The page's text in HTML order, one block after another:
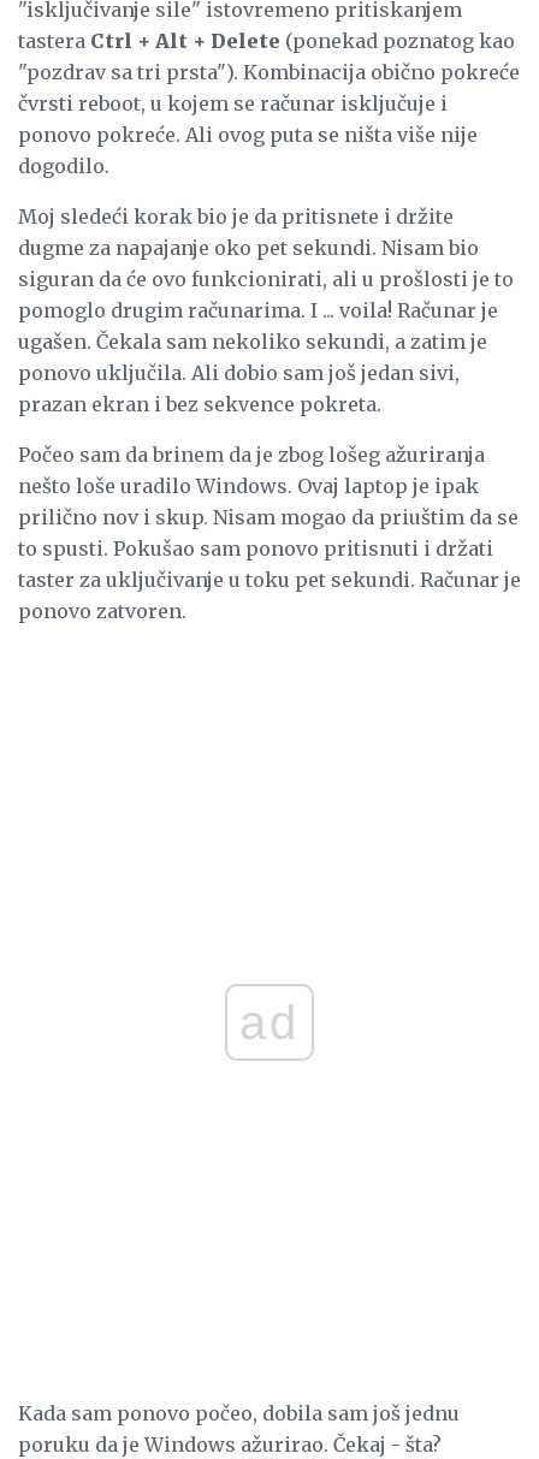
"isključivanje sile" istovremeno pritiskanjem
tastera Ctrl + Alt + Delete (ponekad poznatog kao
"pozdrav sa tri prsta"). Kombinacija obično pokreće
čvrsti reboot, u kojem se računar isključuje i
ponovo pokreće. Ali ovog puta se ništa više nije
dogodilo.
Moj sledeći korak bio je da pritisnete i držite
dugme za napajanje oko pet sekundi. Nisam bio
siguran da će ovo funkcionirati, ali u prošlosti je to
pomoglo drugim računarima. I ... voila! Računar je
ugašen. Čekala sam nekoliko sekundi, a zatim je
ponovo uključila. Ali dobio sam još jedan sivi,
prazan ekran i bez sekvence pokreta.
Počeo sam da brinem da je zbog lošeg ažuriranja
nešto loše uradilo Windows. Ovaj laptop je ipak
prilično nov i skup. Nisam mogao da priuštim da se
to spusti. Pokušao sam ponovo pritisnuti i držati
taster za uključivanje u toku pet sekundi. Računar je
ponovo zatvoren.
ad
Kada sam ponovo počeo, dobila sam još jednu
poruku da je Windows ažurirao. Čekaj - šta?